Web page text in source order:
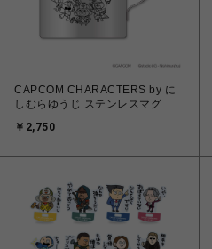
CAPCOM CHARACTERS by に
しむらゆうじ ステンレスマグ
￥2,750